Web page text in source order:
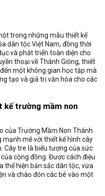
trong những mẫu thiết kế
dân tộc Việt Nam, đồng thời
và phát triển toàn diện cho
thoại về Thánh Gióng, thiết
một không gian học tập mà
tạo và giá trị văn hóa cho các
kế trường mầm non
của Trường Mầm Non Thánh
mẽ với thiết kế hình cây
Cây tre là biểu tượng của sức
cộng đồng. Được cách điệu
thể hiện bản sắc dân tộc, vừa
và chào đón các bé vào một